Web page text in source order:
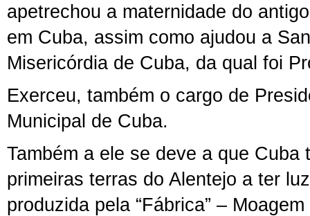
apetrechou a maternidade do
em Cuba, assim como ajudou a
Misericórdia de Cuba, da qual foi
Exerceu, também o cargo de
Municipal de Cuba.
Também a ele se deve a que Cuba
primeiras terras do Alentejo a ter
produzida pela “Fábrica” –